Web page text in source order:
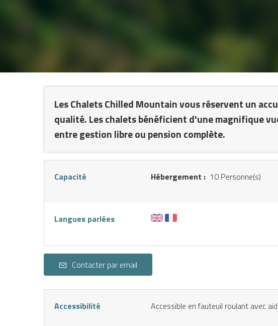
Les Chalets Chilled Mountain vous réservent un
qualité. Les chalets bénéficient d'une magnifique
entre gestion libre ou pension complète.
Capacité Hébergement : 10 Personne(s)
Langues parlées
Contacter par email
Accessibilité Accessible en fauteuil roulant avec